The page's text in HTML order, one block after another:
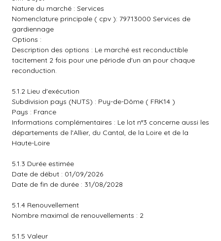
Nature du marché : Services
Nomenclature principale ( cpv ): 79713000 Services de
gardiennage
Options :
Description des options : Le marché est reconductible
tacitement 2 fois pour une période d'un an pour chaque
reconduction.
5.1.2 Lieu d'exécution
Subdivision pays (NUTS) : Puy-de-Dôme ( FRK14 )
Pays : France
Informations complémentaires : Le lot n°3 concerne aussi les
départements de l'Allier, du Cantal, de la Loire et de la
Haute-Loire
5.1.3 Durée estimée
Date de début : 01/09/2026
Date de fin de durée : 31/08/2028
5.1.4 Renouvellement
Nombre maximal de renouvellements : 2
5.1.5 Valeur